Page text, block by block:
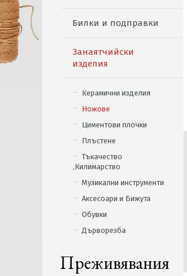
Билки и подправки
Занаятчийски
изделия
Керамични изделия
Ножове
Циментови плочки
Плъстене
Тъкачество
,Килимарство
Музикални инструменти
Аксесоари и Бижута
Обувки
Дърворезба
Преживявания